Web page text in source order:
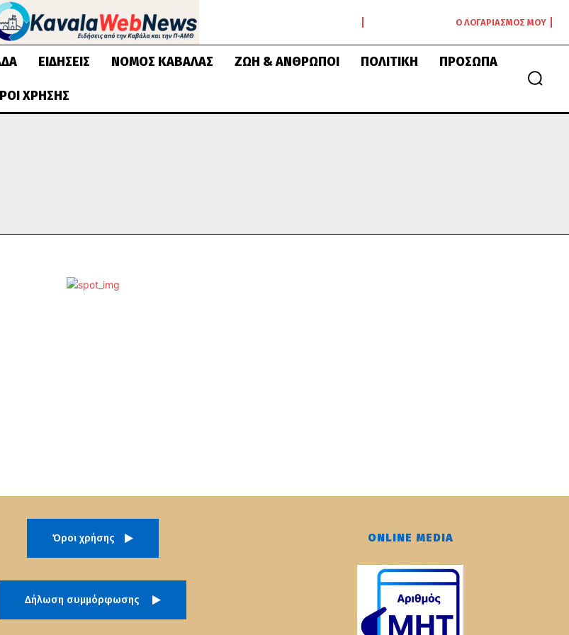
Ο ΛΟΓΑΡΙΑΣΜΌΣ ΜΟΥ
ΕΙΔΉΣΕΙΣ ΝΟΜΌΣ ΚΑΒΆΛΑΣ ΖΩΉ & ΆΝΘΡΩΠΟΙ ΠΟΛΙΤΙΚΉ ΠΡΌΣΩΠΑ
ΧΡΉΣΗΣ
Όροι χρήσης
Δήλωση συμμόρφωσης
ONLINE MEDIA